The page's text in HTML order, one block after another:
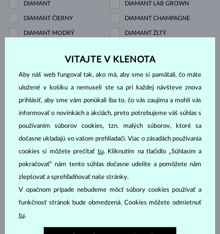
DIAMANT DIAMANT LAB GROWN
DIAMANT ČIERNY DIAMANT CHAMPAGNE
DIAMANT MODRÝ DIAMANT ŽLTÝ
ZAFÍR ŽLTÝ
SMARAGD RUBÍN
AKVAMARÍN
TANZANIT TOPÁS
TURMALÍN RUŽOVÝ VLTAVÍN
BEZ KAMEŇA
Cena
VITAJTE V KLENOTA
Aby náš web fungoval tak, ako má, aby sme si pamätali, čo máte
uložené v košíku a nemuseli ste sa pri každej návšteve znova
prihlásiť, aby sme vám ponúkali iba to, čo vás zaujíma a mohli vás
informovať o novinkách a akciách, preto potrebujeme váš súhlas s
používaním súborov cookies, tzn. malých súborov, ktoré sa
dočasne ukladajú vo vašom prehliadači. Viac o zásadách používania
cookies si môžete prečítať tu. Kliknutím na tlačidlo „Súhlasím a
pokračovať“ nám tento súhlas dočasne udelíte a pomôžete nám
zlepšovať a sprehľadňovať naše stránky.
V opačnom prípade nebudeme môcť súbory cookies používať a
funkčnosť stránok bude obmedzená. Cookies môžete odmietnuť
tu.